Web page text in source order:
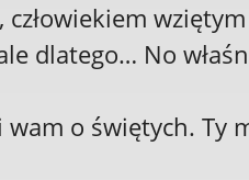
dlatego… No
o świętych. Ty